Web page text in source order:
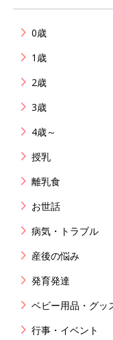
0歳
1歳
2歳
3歳
4歳～
授乳
離乳食
お世話
病気・トラブル
産後の悩み
発育発達
ベビー用品・グッ
行事・イベント